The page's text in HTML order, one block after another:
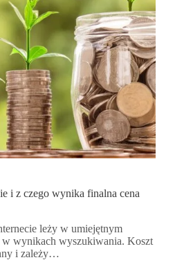
i z czego wynika finalna cena
leży w umiejętnym
wynikach wyszukiwania. Koszt
i zależy…